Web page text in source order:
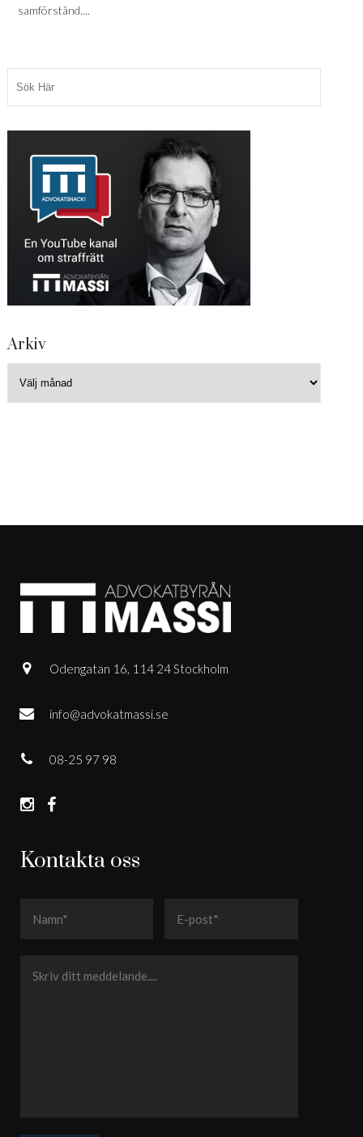
samförstånd....
Arkiv
Kontakta oss
Odengatan 16, 114 24 Stockholm
info@advokatmassi.se
08-25 97 98